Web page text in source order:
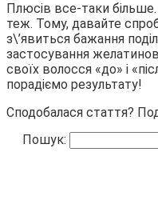
Плюсів все-таки більше.
теж. Тому, давайте
з\’явиться бажання
застосування
своїх волосся «до» і
порадіємо результату!
Сподобалася стаття?
Пошук: